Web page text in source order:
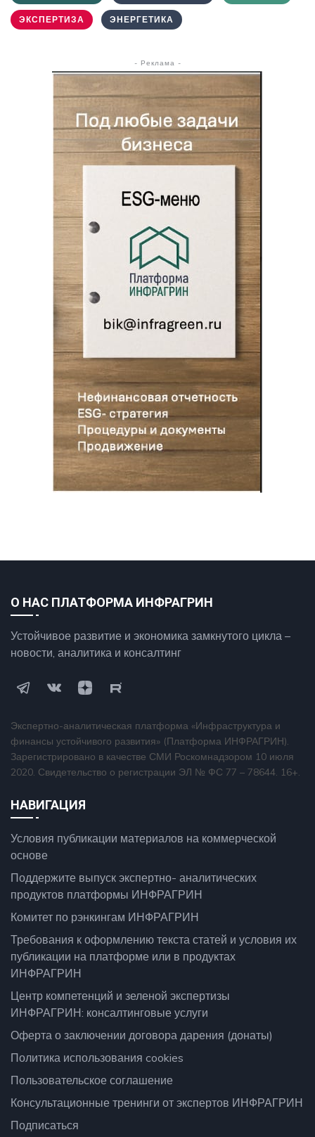
ЭКСПЕРТИЗА ЭНЕРГЕТИКА
- Реклама -
О НАС ПЛАТФОРМА ИНФРАГРИН
Устойчивое развитие и экономика замкнутого цикла –
новости, аналитика и консалтинг
Экспертно-аналитическая платформа «Инфраструктура и
финансы устойчивого развития» (Платформа ИНФРАГРИН).
Зарегистрировано в качестве СМИ Роскомнадзором 10 июля
2020. Свидетельство о регистрации ЭЛ № ФС 77 – 78644. 16+.
НАВИГАЦИЯ
Условия публикации материалов на коммерческой
основе
Поддержите выпуск экспертно- аналитических
продуктов платформы ИНФРАГРИН
Комитет по рэнкингам ИНФРАГРИН
Требования к оформлению текста статей и условия их
публикации на платформе или в продуктах
ИНФРАГРИН
Центр компетенций и зеленой экспертизы
ИНФРАГРИН: консалтинговые услуги
Оферта о заключении договора дарения (донаты)
Политика использования cookies
Пользовательское соглашение
Консультационные тренинги от экспертов ИНФРАГРИН
Подписаться